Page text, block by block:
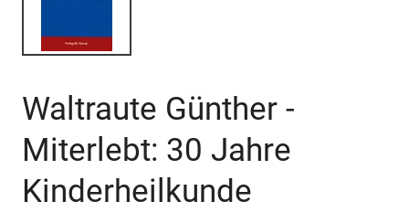
Waltraute Günther -
Miterlebt: 30 Jahre
Kinderheilkunde